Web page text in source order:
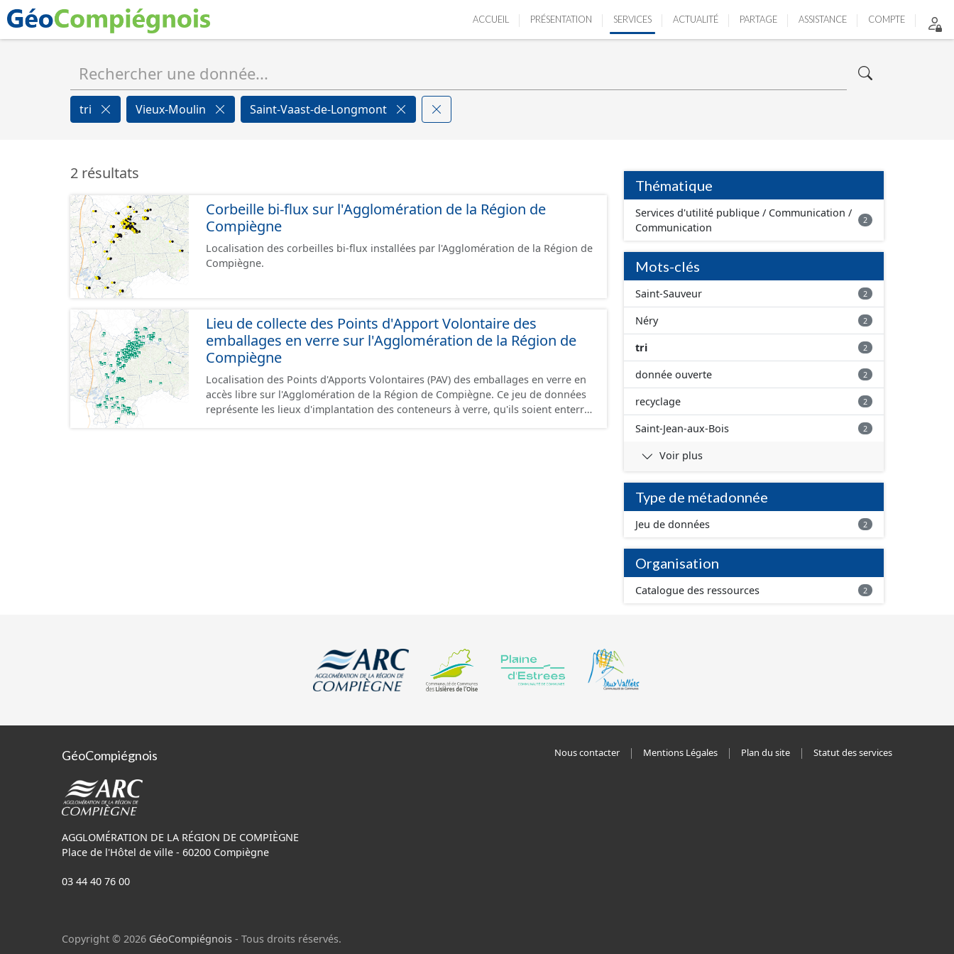
ACCUEIL PRÉSENTATION SERVICES ACTUALITÉ PARTAGE ASSISTANCE COMPTE
tri Vieux-Moulin Saint-Vaast-de-Longmont
2 résultats
Corbeille bi-flux sur l'Agglomération de la Région de
Compiègne
Localisation des corbeilles bi-flux installées par l'Agglomération de la Région de
Compiègne.
Lieu de collecte des Points d'Apport Volontaire des
emballages en verre sur l'Agglomération de la Région de
Compiègne
Localisation des Points d'Apports Volontaires (PAV) des emballages en verre en
accès libre sur l'Agglomération de la Région de Compiègne. Ce jeu de données
représente les lieux d'implantation des conteneurs à verre, qu'ils soient enterrés
Thématique
Services d'utilité publique / Communication /
Communication
2
Mots-clés
Saint-Sauveur 2
Néry 2
tri 2
donnée ouverte 2
recyclage 2
Saint-Jean-aux-Bois 2
Voir plus
Type de métadonnée
Jeu de données 2
Organisation
Catalogue des ressources 2
GéoCompiégnois
AGGLOMÉRATION DE LA RÉGION DE COMPIÈGNE
Place de l'Hôtel de ville - 60200 Compiègne
03 44 40 76 00
Nous contacter Mentions Légales Plan du site Statut des services
Copyright © 2026 GéoCompiégnois - Tous droits réservés.